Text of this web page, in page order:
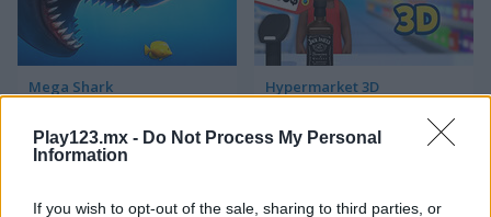
Play123.mx - Do Not Process My Personal
Information
If you wish to opt-out of the sale, sharing to third parties, or
Mega Shark Hypermarket 3D
Categorías Relacionadas
juegos de castillos